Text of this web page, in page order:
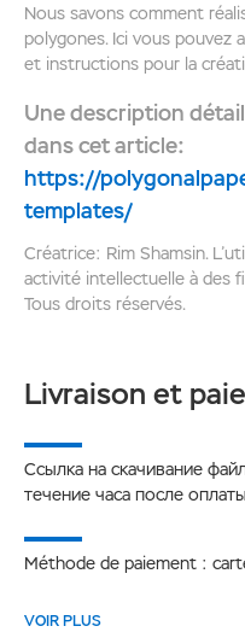
Nous savons comment
polygones. Ici vous pouvez
et instructions pour la
Une description
dans cet article:
https://
templates/
Créatrice: Rim Shamsin.
activité intellectuelle à des
Tous droits réservés.
Livraison et
Ссылка на скачивание
течение часа после
Méthode de paiement :
VOIR PLUS